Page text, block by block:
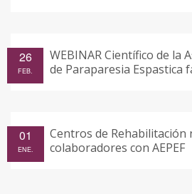
WEBINAR Científico de la
de Paraparesia Espastica
26
FEB.
Centros de Rehabilitación
colaboradores con AEPEF
01
ENE.